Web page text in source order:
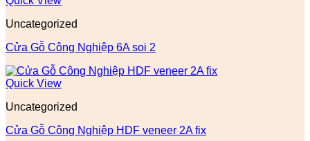
Uncategorized
Cửa Gỗ Công Nghiệp 6A soi 2
Quick View
Uncategorized
Cửa Gỗ Công Nghiệp HDF veneer 2A fix